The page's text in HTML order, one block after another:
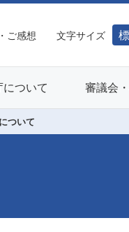
ご感想 文字サイズ
ついて 審議会
ついて